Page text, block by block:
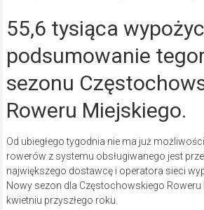
55,6 tysiąca
podsumowanie
sezonu
Roweru Miejskiego.
Od ubiegłego tygodnia nie ma już
rowerów z systemu obsługiwanego jest
największego dostawcę i operatora sieci
Nowy sezon dla Częstochowskiego
kwietniu przyszłego roku.